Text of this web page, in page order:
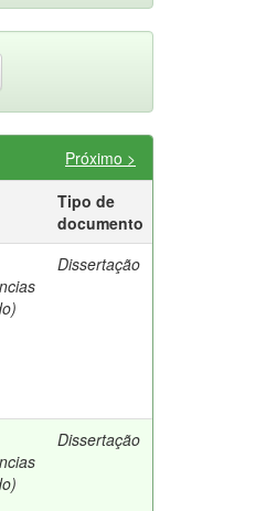
Próximo >
Tipo de
documento
Dissertação
Dissertação